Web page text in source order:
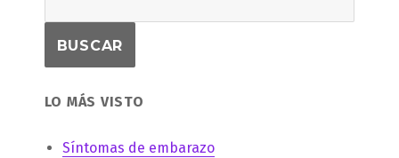
LO MÁS VISTO
Síntomas de embarazo